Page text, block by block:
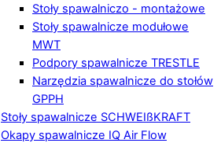
Stoły spawalniczo - montażowe
Stoły spawalnicze modułowe
MWT
Podpory spawalnicze TRESTLE
Narzędzia spawalnicze do stołów
GPPH
Stoły spawalnicze SCHWEIßKRAFT
Okapy spawalnicze IQ Air Flow